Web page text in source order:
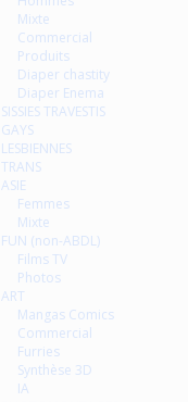
Mixte
Commercial
Produits
Diaper chastity
Diaper Enema
SISSIES TRAVESTIS
GAYS
LESBIENNES
TRANS
ASIE
Femmes
Mixte
FUN (non-ABDL)
Films TV
Photos
ART
Mangas Comics
Commercial
Furries
Synthèse 3D
IA